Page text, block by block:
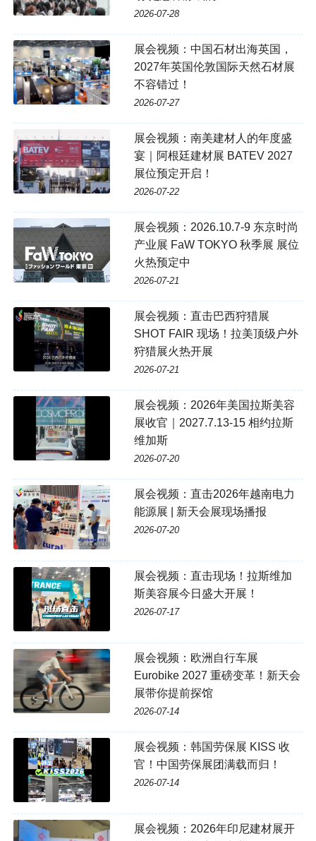
2026-07-28
展会视频：中国石材出海英国，
2027年英国伦敦国际天然石材展
不容错过！
2026-07-27
展会视频：南美建材人的年度盛
宴｜阿根廷建材展 BATEV 2027
展位预定开启！
2026-07-22
展会视频：2026.10.7-9 东京时尚
产业展 FaW TOKYO 秋季展 展位
火热预定中
2026-07-21
展会视频：直击巴西狩猎展
SHOT FAIR 现场！拉美顶级户外
狩猎展火热开展
2026-07-21
展会视频：2026年美国拉斯美容
展收官｜2027.7.13-15 相约拉斯
维加斯
2026-07-20
展会视频：直击2026年越南电力
能源展 | 新天会展现场播报
2026-07-20
展会视频：直击现场！拉斯维加
斯美容展今日盛大开展！
2026-07-17
展会视频：欧洲自行车展
Eurobike 2027 重磅变革！新天会
展带你提前探馆
2026-07-14
展会视频：韩国劳保展 KISS 收
官！中国劳保展团满载而归！
2026-07-14
展会视频：2026年印尼建材展开